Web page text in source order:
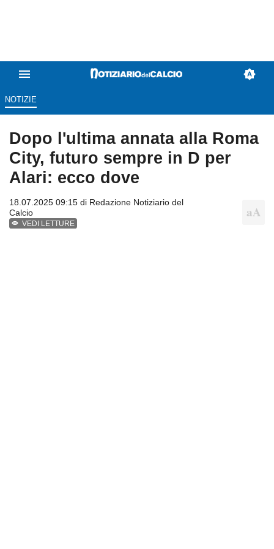
NOTIZIE
Dopo l'ultima annata alla Roma
City, futuro sempre in D per
Alari: ecco dove
18.07.2025 09:15 di Redazione Notiziario del
Calcio
VEDI LETTURE